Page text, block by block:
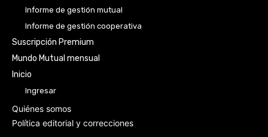
Informe de gestión mutual
Informe de gestión cooperativa
Suscripción Premium
Mundo Mutual mensual
Inicio
Ingresar
Quiénes somos
Política editorial y correcciones